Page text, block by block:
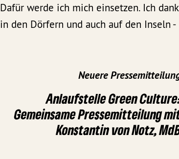
Dafür werde ich mich einsetzen. Ich
in den Dörfern und auch auf den
Neuere
Anlaufstelle Green
Gemeinsame Pressemitteilung
Konstantin von Notz,